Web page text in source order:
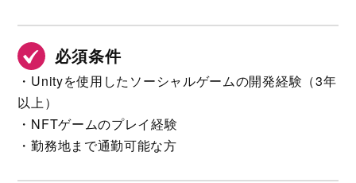
必須条件
・Unityを使用したソーシャルゲームの開発経験（3年
以上）
・NFTゲームのプレイ経験
・勤務地まで通勤可能な方